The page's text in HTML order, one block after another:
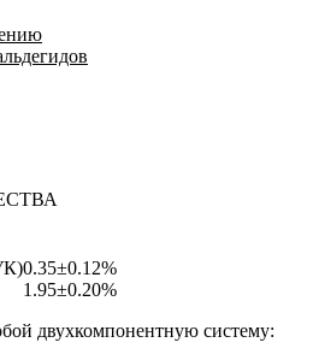
0.35±0.12%
1.95±0.20%
двухкомпонентную систему: